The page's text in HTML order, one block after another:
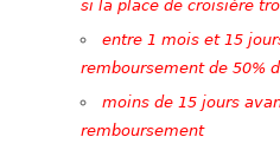
si la place de croisière
entre 1 mois et 15
remboursement de 50%
moins de 15 jours
remboursement